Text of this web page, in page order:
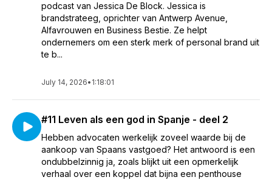
podcast van Jessica De Block. Jessica is
brandstrateeg, oprichter van Antwerp Avenue,
Alfavrouwen en Business Bestie. Ze helpt
ondernemers om een sterk merk of personal brand uit
te b...
July 14, 2026• 1:18:01
#11 Leven als een god in Spanje - deel 2
Hebben advocaten werkelijk zoveel waarde bij de
aankoop van Spaans vastgoed? Het antwoord is een
ondubbelzinnig ja, zoals blijkt uit een opmerkelijk
verhaal over een koppel dat bijna een penthouse